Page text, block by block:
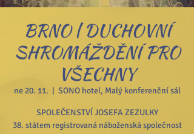
BRNO | DUCHOVNÍ
SHROMÁŽDĚNÍ PRO
VŠECHNY
ne 20. 11. SONO hotel, Malý konferenční sál
SPOLEČENSTVÍ JOSEFA ZEZULKY
38. státem registrovaná náboženská společnost